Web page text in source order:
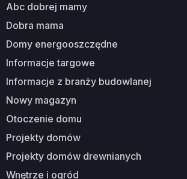
abc dobrej mamy
dobra mama
domy energooszczędne
informacje targowe
informacje z branży budowlanej
nowy magazyn
otoczenie domu
projekty domów
projekty domów drewnianych
wnętrze i ogród